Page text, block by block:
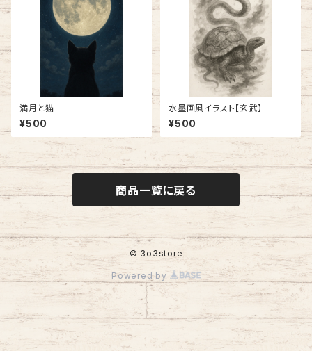
満月と猫
¥500
水墨画風イラスト【玄武】
¥500
商品一覧に戻る
© 3o3store
Powered by